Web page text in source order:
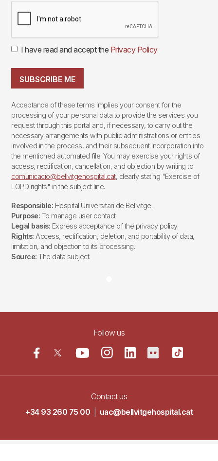
I have read and accept the Privacy Policy
SUBSCRIBE ME
Acceptance of these terms implies your consent for the
processing of your personal data to provide the services you
request through this portal and, if necessary, to carry out the
necessary arrangements with public administrations or entities
involved in the process, and their subsequent incorporation into
the mentioned automated file. You may exercise your rights of
access, rectification, cancellation, and objection by writing to
comunicacio@bellvitgehospital.cat, clearly stating "Exercise of
LOPD rights" in the subject line.
Responsible: Hospital Universitari de Bellvitge.
Purpose: To manage user contact
Legal basis: Express acceptance of the privacy policy.
Rights: Access, rectification, deletion, and portability of data,
limitation, and objection to its processing.
Source: The data subject.
Follow us
Contact us
+34 93 260 75 00
uac@bellvitgehospital.cat